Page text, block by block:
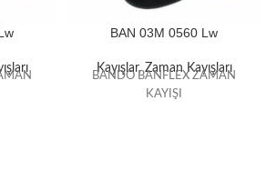
BAN 03M 0560 Lw
Kayışlar,Zaman Kayışları
BANDO BANFLEX ZAMAN
KAYIŞI